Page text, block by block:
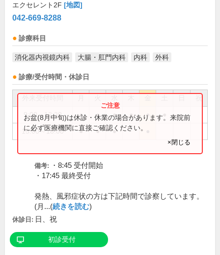
エクセレント2F [地図]
042-669-8288
診療科目
消化器内視鏡内科 大腸・肛門内科 内科 外科
診療/受付時間・休診日
9:00～12:30 ● ● ● ● ●
15:00～18:00 ● ● ●
お盆(8月中旬)は休診・休業の場合があります。来院前
に必ず医療機関に直接ご確認ください。
×閉じる
備考:
・8:45 受付開始
・17:45 最終受付
発熱、風邪症状の方は下記時間で診察しています。
(月...(続きを読む)
休診日: 日、祝
初診受付